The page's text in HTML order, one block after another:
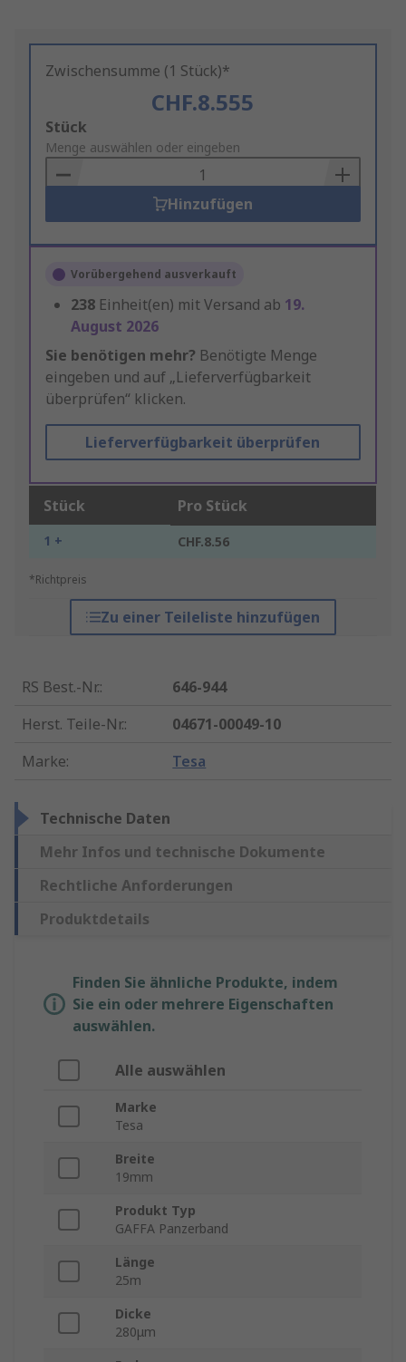
Zwischensumme (1 Stück)*
CHF.8.555
Add
to
Basket
Stück
Menge auswählen oder eingeben
Hinzufügen
Vorübergehend ausverkauft
238 Einheit(en) mit Versand ab 19.
August 2026
Sie benötigen mehr? Benötigte Menge
eingeben und auf „Lieferverfügbarkeit
überprüfen“ klicken.
Lieferverfügbarkeit überprüfen
Stück Pro Stück
1 + CHF.8.56
*Richtpreis
Zu einer Teileliste hinzufügen
RS Best.-Nr.:
646-944
Herst. Teile-Nr.:
04671-00049-10
Marke: Tesa
Technische Daten
Mehr Infos und technische Dokumente
Rechtliche Anforderungen
Produktdetails
Finden Sie ähnliche Produkte, indem
Sie ein oder mehrere Eigenschaften
auswählen.
Alle auswählen
Marke
Tesa
Breite
19mm
Produkt Typ
GAFFA Panzerband
Länge
25m
Dicke
280μm